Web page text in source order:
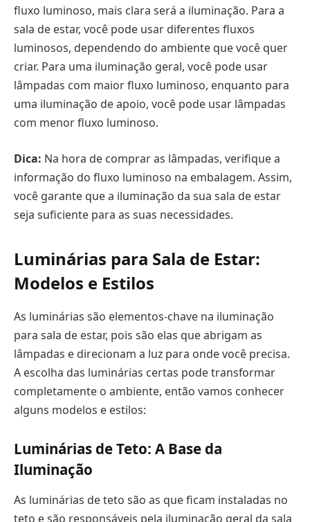
fluxo luminoso, mais clara será a iluminação. Para a
sala de estar, você pode usar diferentes fluxos
luminosos, dependendo do ambiente que você quer
criar. Para uma iluminação geral, você pode usar
lâmpadas com maior fluxo luminoso, enquanto para
uma iluminação de apoio, você pode usar lâmpadas
com menor fluxo luminoso.
Dica: Na hora de comprar as lâmpadas, verifique a
informação do fluxo luminoso na embalagem. Assim,
você garante que a iluminação da sua sala de estar
seja suficiente para as suas necessidades.
Luminárias para Sala de Estar:
Modelos e Estilos
As luminárias são elementos-chave na iluminação
para sala de estar, pois são elas que abrigam as
lâmpadas e direcionam a luz para onde você precisa.
A escolha das luminárias certas pode transformar
completamente o ambiente, então vamos conhecer
alguns modelos e estilos:
Luminárias de Teto: A Base da
Iluminação
As luminárias de teto são as que ficam instaladas no
teto e são responsáveis pela iluminação geral da sala